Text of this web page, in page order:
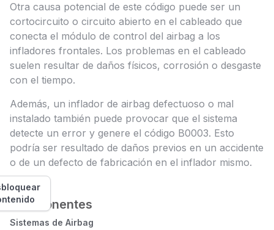
Otra causa potencial de este código puede ser un
cortocircuito o circuito abierto en el cableado que
conecta el módulo de control del airbag a los
infladores frontales. Los problemas en el cableado
suelen resultar de daños físicos, corrosión o desgaste
con el tiempo.
Además, un inflador de airbag defectuoso o mal
instalado también puede provocar que el sistema
detecte un error y genere el código B0003. Esto
podría ser resultado de daños previos en un accidente
o de un defecto de fabricación en el inflador mismo.
Componentes
Sistemas de Airbag